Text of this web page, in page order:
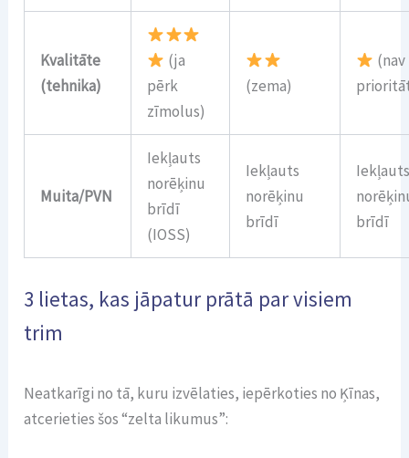
Kvalitāte
(tehnika)
(ja
pērk
zīmolus)
(zema)
(nav
Muita/PVN
Iekļauts
norēķinu
brīdī
(IOSS)
Iekļauts
norēķinu
brīdī
brīdī
3 lietas, kas jāpatur prātā par visiem
trim
Neatkarīgi no tā, kuru izvēlaties, iepērkoties no Ķīnas,
atcerieties šos “zelta likumus”: